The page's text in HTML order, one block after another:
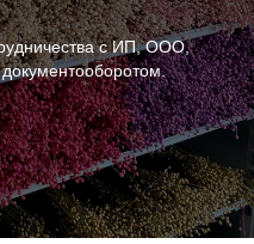
с ИП, ООО,